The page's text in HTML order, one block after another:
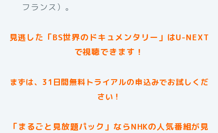
フランス）。
見逃した「BS世界のドキュメンタリー」はU-NEXT
で視聴できます！
まずは、31日間無料トライアルの申込みでお試しくだ
さい！
「まるごと見放題パック」ならNHKの人気番組が見